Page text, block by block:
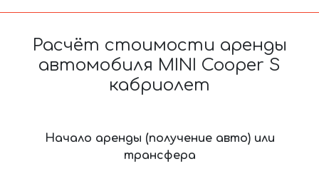
Расчёт стоимости аренды
автомобиля MINI Cooper S
кабриолет
Начало аренды (получение авто) или
трансфера